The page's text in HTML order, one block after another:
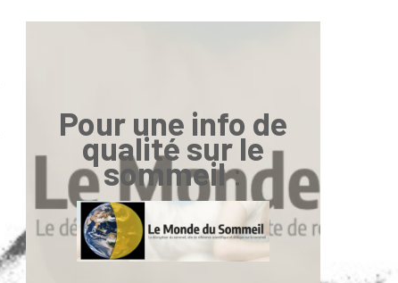
Pour une info de
qualité sur le
sommeil: